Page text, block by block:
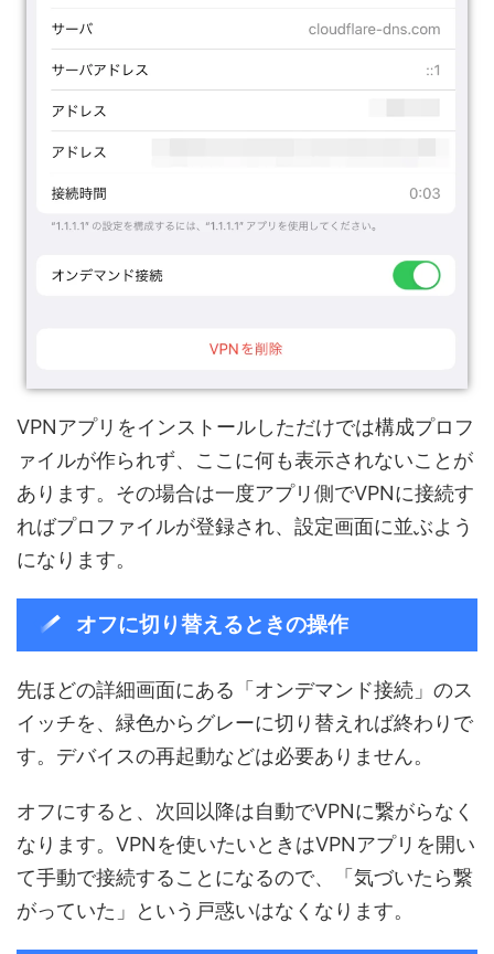
VPNアプリをインストールしただけでは構成プロフ
ァイルが作られず、ここに何も表示されないことが
あります。その場合は一度アプリ側でVPNに接続す
ればプロファイルが登録され、設定画面に並ぶよう
になります。
オフに切り替えるときの操作
先ほどの詳細画面にある「オンデマンド接続」のス
イッチを、緑色からグレーに切り替えれば終わりで
す。デバイスの再起動などは必要ありません。
オフにすると、次回以降は自動でVPNに繋がらなく
なります。VPNを使いたいときはVPNアプリを開い
て手動で接続することになるので、「気づいたら繋
がっていた」という戸惑いはなくなります。